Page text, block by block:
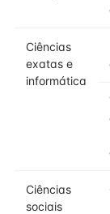
Ciências
exatas e
informática
Ciências
sociais